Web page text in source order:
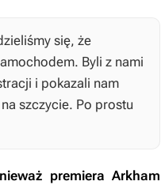
się, że
Byli z nami
i pokazali nam
szczycie. Po prostu
premieraArkham